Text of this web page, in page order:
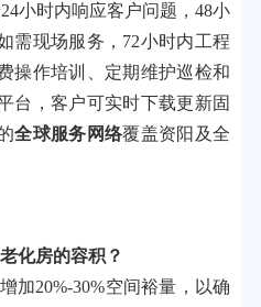
小时内响应客户问题，48小
需现场服务，72小时内工程
操作培训、定期维护巡检和
台，客户可实时下载更新固
全球服务网络覆盖资阳及全
化房的容积？
加20%-30%空间裕量，以确